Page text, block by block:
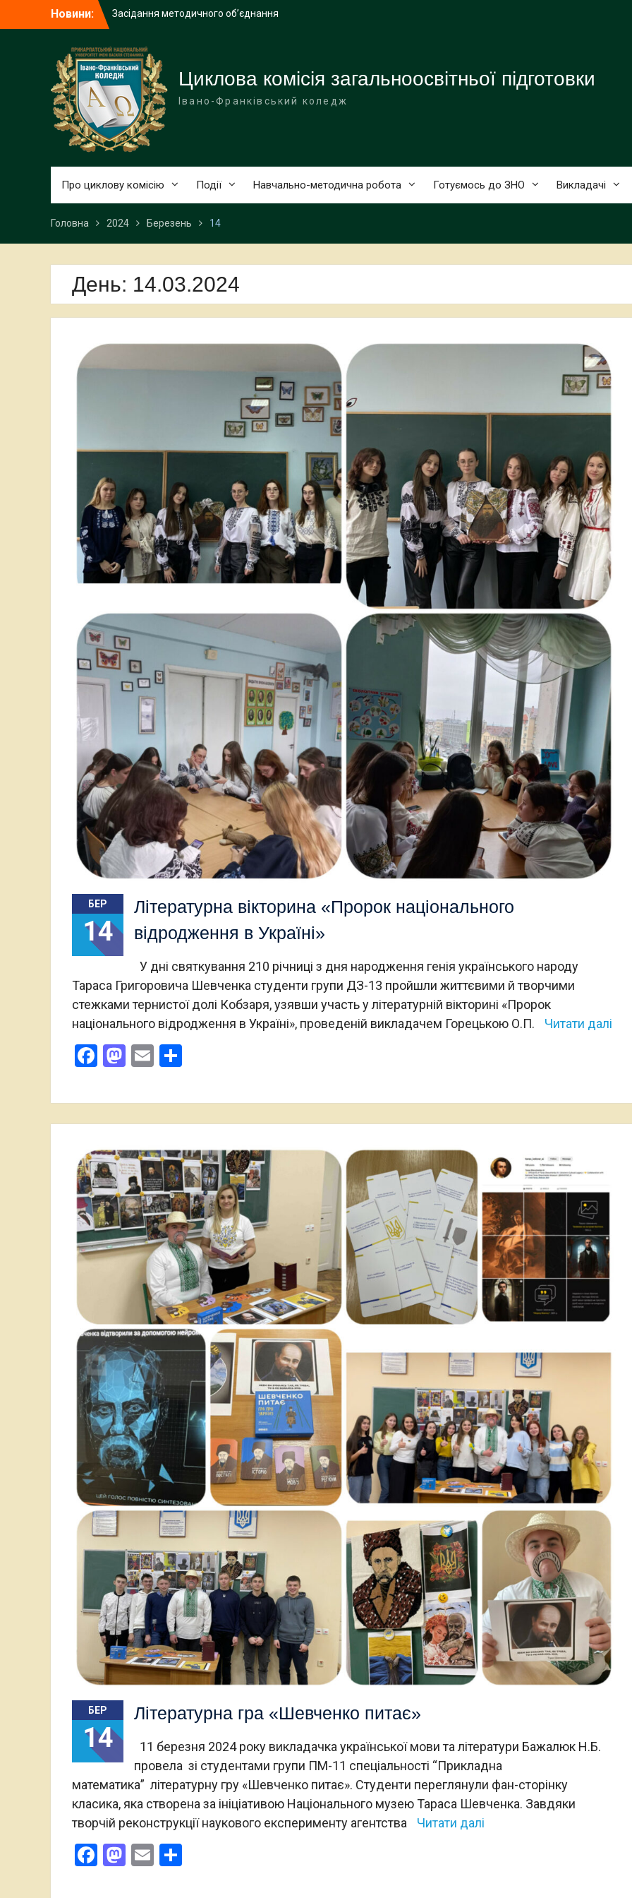
Новини:
Засідання методичного об’єднання
передвищої освіти
Вітаємо з Днем вишиванки!
Звіт роботи 2025-2026 н. р.Циклова комісія загальноосвітньої підготовки
Івано-Франківський коледж
Про циклову комісію Події Навчально-методична робота Готуємось до ЗНО Викладачі
Головна 2024 Березень 14
День: 14.03.2024
БЕР
14
Літературна вікторина «Пророк національного
відродження в Україні»
У дні святкування 210 річниці з дня народження генія українського народу
Тараса Григоровича Шевченка студенти групи ДЗ-13 пройшли життєвими й творчими
стежками тернистої долі Кобзаря, узявши участь у літературній вікторині «Пророк
національного відродження в Україні», проведеній викладачем Горецькою О.П.
Читати далі
Facebook
Mastodon
Email
БЕР
14
Літературна гра «Шевченко питає»
11 березня 2024 року викладачка української мови та літератури Бажалюк Н.Б.
провела зі студентами групи ПМ-11 спеціальності “Прикладна
математика” літературну гру «Шевченко питає». Студенти переглянули фан-сторінку
класика, яка створена за ініціативою Національного музею Тараса Шевченка. Завдяки
творчій реконструкції наукового експерименту агентства
Читати далі
Facebook
Mastodon
Email